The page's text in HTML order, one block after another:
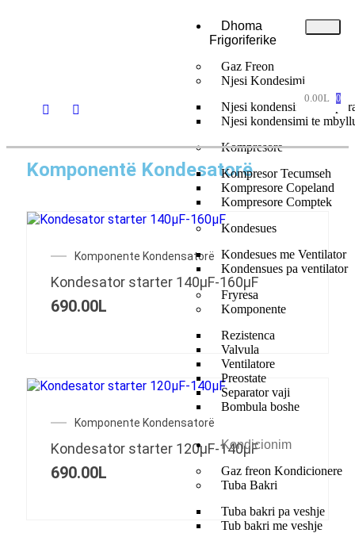
Dhoma
Frigoriferike
Gaz Freon
Njesi Kondesimi
Njesi kondensimi te
Njesi kondensimi te
Kompresore
Kompresor Tecumseh
Kompresore Copeland
Kompresore Comptek
Kondesues
Kondesues me Ventilator
Kondensues pa ventilator
Fryresa
Komponente
Rezistenca
Valvula
Ventilatore
Preostate
Separator vaji
Bombula boshe
Kondicionim
Gaz freon Kondicionere
Tuba Bakri
Tuba bakri pa veshje
Tub bakri me veshje
0.00L 0
Komponentë Kondesatorë
Komponente Kondensatorë
Kondesator starter 140μF-160μF
690.00L
Komponente Kondensatorë
Kondesator starter 120μF-140μF
690.00L